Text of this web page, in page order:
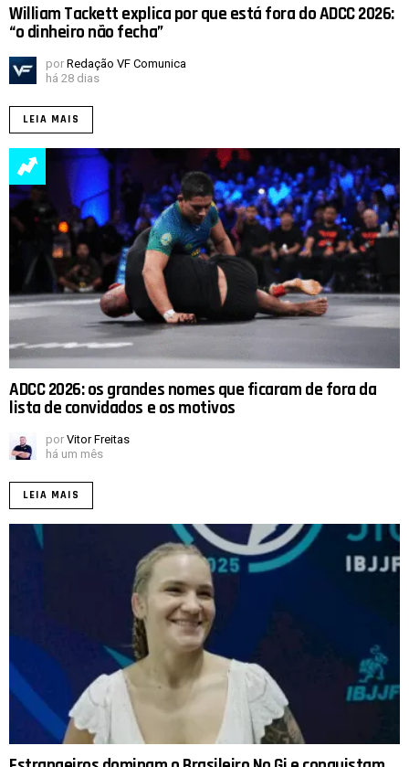
William Tackett explica por que está fora do ADCC 2026:
“o dinheiro não fecha”
por Redação VF Comunica
há 28 dias
LEIA MAIS
ADCC 2026: os grandes nomes que ficaram de fora da
lista de convidados e os motivos
por Vitor Freitas
há um mês
LEIA MAIS